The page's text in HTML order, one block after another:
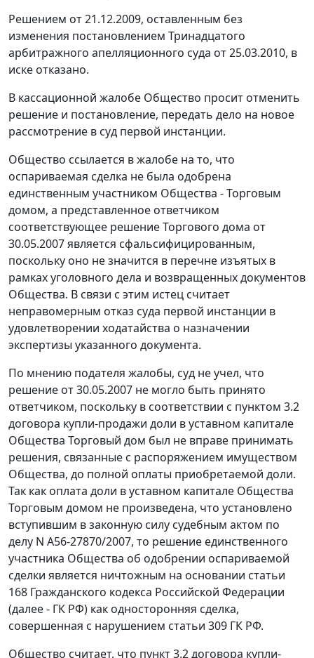
Решением от 21.12.2009, оставленным без
изменения постановлением Тринадцатого
арбитражного апелляционного суда от 25.03.2010, в
иске отказано.
В кассационной жалобе Общество просит отменить
решение и постановление, передать дело на новое
рассмотрение в суд первой инстанции.
Общество ссылается в жалобе на то, что
оспариваемая сделка не была одобрена
единственным участником Общества - Торговым
домом, а представленное ответчиком
соответствующее решение Торгового дома от
30.05.2007 является сфальсифицированным,
поскольку оно не значится в перечне изъятых в
рамках уголовного дела и возвращенных документов
Общества. В связи с этим истец считает
неправомерным отказ суда первой инстанции в
удовлетворении ходатайства о назначении
экспертизы указанного документа.
По мнению подателя жалобы, суд не учел, что
решение от 30.05.2007 не могло быть принято
ответчиком, поскольку в соответствии с пунктом 3.2
договора купли-продажи доли в уставном капитале
Общества Торговый дом был не вправе принимать
решения, связанные с распоряжением имуществом
Общества, до полной оплаты приобретаемой доли.
Так как оплата доли в уставном капитале Общества
Торговым домом не произведена, что установлено
вступившим в законную силу судебным актом по
делу N А56-27870/2007, то решение единственного
участника Общества об одобрении оспариваемой
сделки является ничтожным на основании статьи
168 Гражданского кодекса Российской Федерации
(далее - ГК РФ) как односторонняя сделка,
совершенная с нарушением статьи 309 ГК РФ.
Общество считает, что пункт 3.2 договора купли-